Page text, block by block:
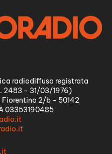
radiodiffusa registrata
2483 - 31/03/1976)
Fiorentino 2/b - 50142
03353190485